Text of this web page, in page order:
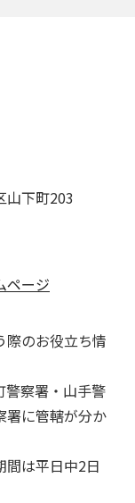
山下町203
ページ
際のお役立ち情
警察署・山手警
署に管轄が分か
間は平日中2日